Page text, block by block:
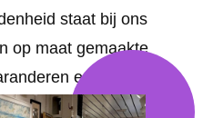
staat bij ons
op maat gemaakte
een snelle
Ambly .